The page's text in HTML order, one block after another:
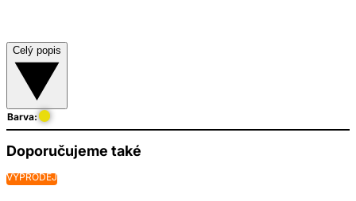
Celý popis
Barva:
Doporučujeme také
VÝPRODEJ